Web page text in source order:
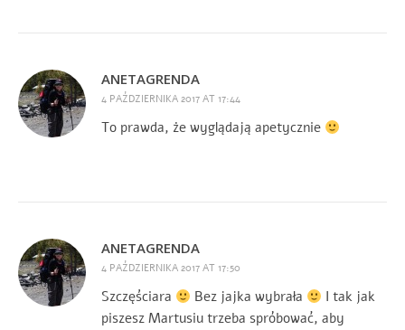
ANETAGRENDA
4 PAŹDZIERNIKA 2017 AT 17:44
To prawda, że wyglądają apetycznie
ANETAGRENDA
4 PAŹDZIERNIKA 2017 AT 17:50
Szczęściara Bez jajka wybrała
I tak jak
piszesz Martusiu trzeba spróbować, aby